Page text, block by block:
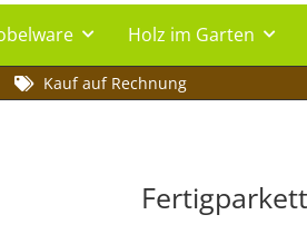
Holz im Garten
Kauf auf Rechnung
Fertigparkett